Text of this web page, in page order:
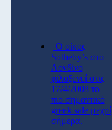
O οίκος
Sotheby’s στο
Λονδίνο
φιλοξενεί στις
17/4/2008 το
πιο σημαντικό
greek sale μεχρί
σήμερα.